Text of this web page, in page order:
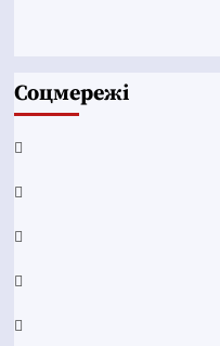
Соцмережі
Facebook
YouTube
Telegram
Instagram
Twitter